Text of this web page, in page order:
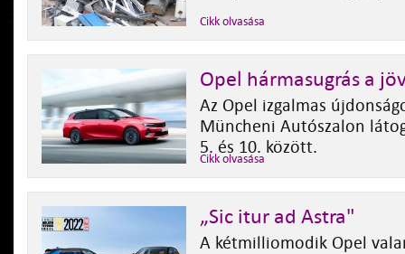
Cikk olvasása
Opel hármasugrás a
Az Opel izgalmas
Müncheni Autószalon
5. és 10. között.
Cikk olvasása
„Sic itur ad Astra"
A kétmilliomodik Opel